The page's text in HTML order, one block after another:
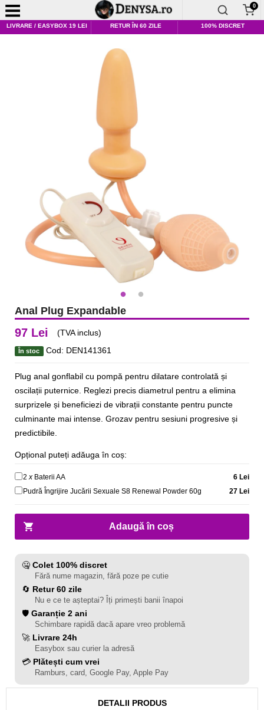
0
LIVRARE / EASYBOX 19 LEI RETUR ÎN 60 ZILE 100% DISCRET
Anal Plug Expandable
97 Lei (TVA inclus)
În stoc Cod: DEN141361
Plug anal gonflabil cu pompă pentru dilatare controlată și
oscilații puternice. Reglezi precis diametrul pentru a elimina
surprizele și beneficiezi de vibrații constante pentru puncte
culminante mai intense. Grozav pentru sesiuni progresive și
predictibile.
Opțional puteți adăuga în coș:
2x Baterii AA
6 Lei
Pudră Îngrijire Jucării Sexuale S8 Renewal Powder 60g
27 Lei
Adaugă în coș
🤐 Colet 100% discret
Fără nume magazin, fără poze pe cutie
🔄 Retur 60 zile
Nu e ce te așteptai? Îți primești banii înapoi
🛡️ Garanție 2 ani
Schimbare rapidă dacă apare vreo problemă
🚀 Livrare 24h
Easybox sau curier la adresă
💳 Plătești cum vrei
Ramburs, card, Google Pay, Apple Pay
DETALII PRODUS